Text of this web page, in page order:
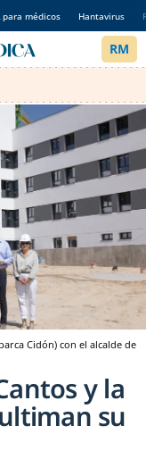
para médicos Hantavirus
Cidón) con el alcalde de
y la
su